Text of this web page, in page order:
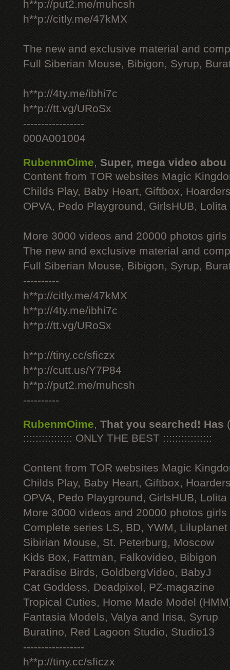
h**p://put2.me/muhcsh
h**p://citly.me/47kMX
The new and exclusive material and
Full Siberian Mouse, Bibigon, Syrup,
h**p://4ty.me/ibhi7c
h**p://tt.vg/URoSx
-----------------
000A001004
RubenmOime, Super, mega video abou
Content from TOR websites Magic
Childs Play, Baby Heart, Giftbox,
OPVA, Pedo Playground, GirlsHUB, Lolita
More 3000 videos and 20000 photos
The new and exclusive material and
Full Siberian Mouse, Bibigon, Syrup,
----------
h**p://citly.me/47kMX
h**p://4ty.me/ibhi7c
h**p://tt.vg/URoSx
h**p://tiny.cc/sficzx
h**p://cutt.us/Y7P84
h**p://put2.me/muhcsh
----------
RubenmOime, That you searched! Has
:::::::::::::::: ONLY THE BEST ::::::::::::::::
Content from TOR websites Magic
Childs Play, Baby Heart, Giftbox,
OPVA, Pedo Playground, GirlsHUB, Lolita
More 3000 videos and 20000 photos
Complete series LS, BD, YWM, Liluplanet
Sibirian Mouse, St. Peterburg, Moscow
Kids Box, Fattman, Falkovideo, Bibigon
Paradise Birds, GoldbergVideo, BabyJ
Cat Goddess, Deadpixel, PZ-magazine
Tropical Cuties, Home Made Model
Fantasia Models, Valya and Irisa, Syrup
Buratino, Red Lagoon Studio, Studio13
-----------------
h**p://tiny.cc/sficzx